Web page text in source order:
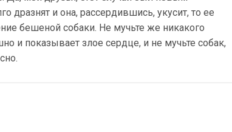
дразнят и она, рассердившись, укусит, то ее
бешеной собаки. Не мучьте же никакого
и показывает злое сердце, и не мучьте собак,